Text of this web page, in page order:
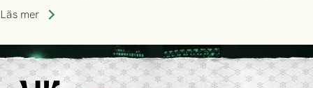
trupp till matchen:
Läs mer